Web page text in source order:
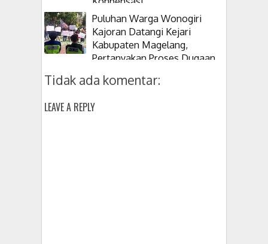
Puluhan Warga Wonogiri
Kajoran Datangi Kejari
Kabupaten Magelang,
Pertanyakan Proses Dugaan
Tidak ada komentar:
LEAVE A REPLY